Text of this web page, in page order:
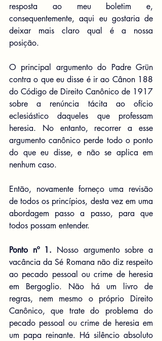
resposta ao meu boletim e,
consequentemente, aqui eu gostaria de
deixar mais claro qual é a nossa
posição.
O principal argumento do Padre Grün
contra o que eu disse é ir ao Cânon 188
do Código de Direito Canônico de 1917
sobre a renúncia tácita ao ofício
eclesiástico daqueles que professam
heresia. No entanto, recorrer a esse
argumento canônico perde todo o ponto
do que eu disse, e não se aplica em
nenhum caso.
Então, novamente forneço uma revisão
de todos os princípios, desta vez em uma
abordagem passo a passo, para que
todos possam entender.
Ponto nº 1. Nosso argumento sobre a
vacância da Sé Romana não diz respeito
ao pecado pessoal ou crime de heresia
em Bergoglio. Não há um livro de
regras, nem mesmo o próprio Direito
Canônico, que trate do problema do
pecado pessoal ou crime de heresia em
um papa reinante. Há silêncio absoluto